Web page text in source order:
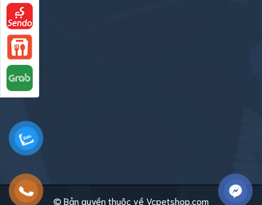
© Bản quyền thuộc về Vcpetshop.com